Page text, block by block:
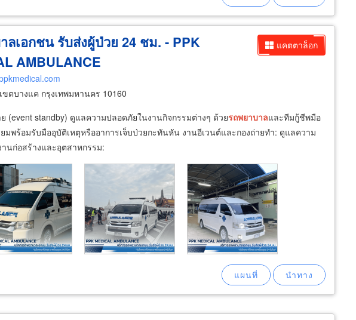
แคตตาล็อก
ลเอกชน รับส่งผู้ป่วย 24 ชม. - PPK
AMBULANCE
ขตบางแค กรุงเทพมหานคร 10160
(event standby) ดูแลความปลอดภัยในงานกิจกรรมต่างๆ ด้วยรถพยาบาลและทีมกู้ชีพมือ
มพร้อมรับมืออุบัติเหตุหรืออาการเจ็บป่วยกะทันหัน งานอีเวนต์และกองถ่ายทำ: ดูแลความ
นก่อสร้างและอุตสาหกรรม: